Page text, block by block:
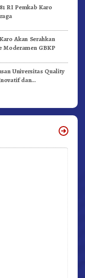
RI Pemkab Karo
Akan Serahkan
Moderamen GBKP
Universitas Quality
dan